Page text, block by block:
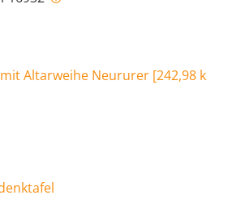
Altarweihe Neururer [242,98 k